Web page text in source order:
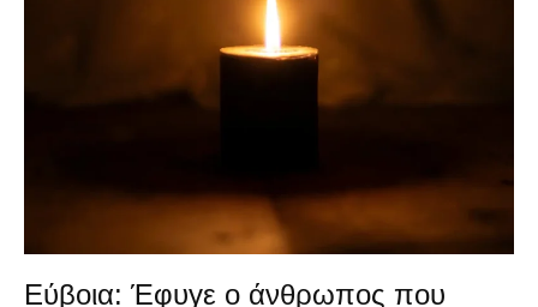
Εύβοια: Έφυγε ο άνθρωπος που